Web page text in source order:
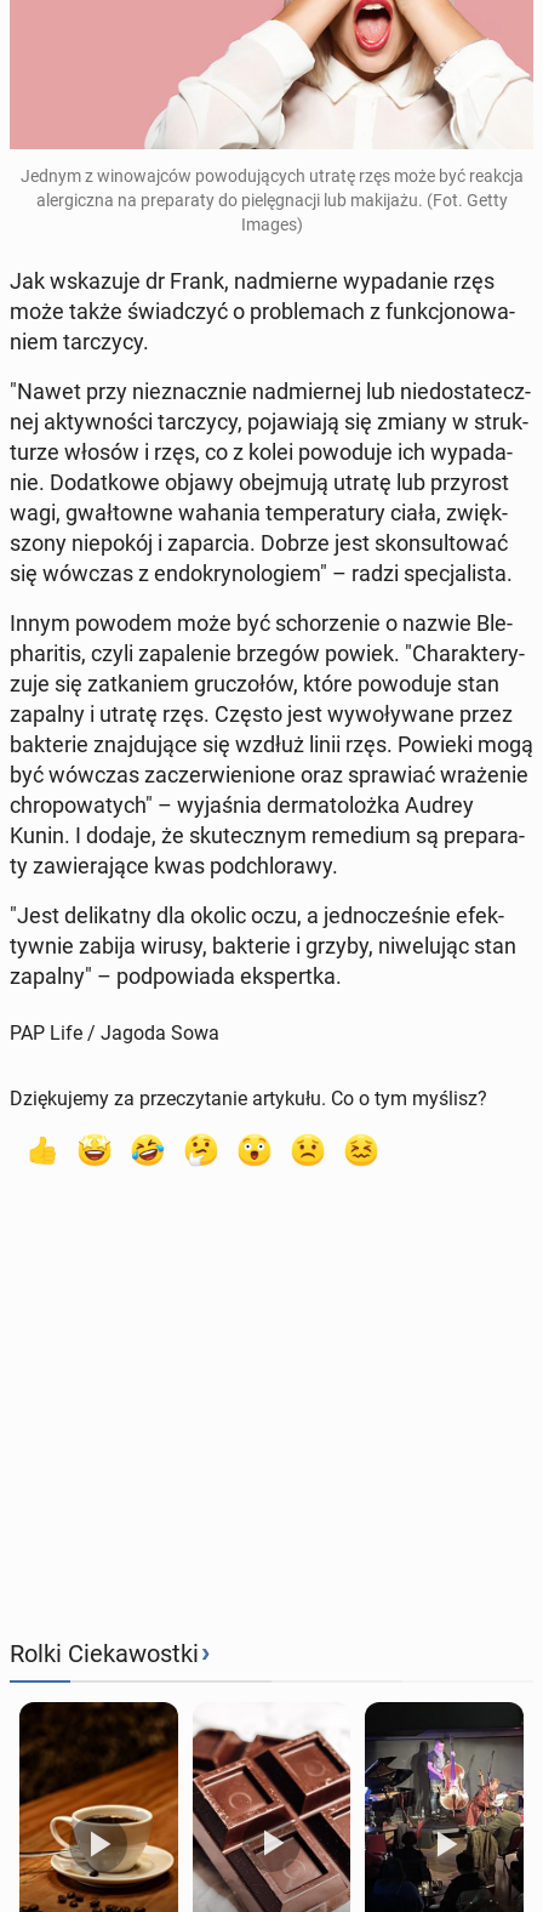
Jednym z wi­no­waj­ców po­wo­du­ją­cych utratę rzęs może być reakcja
aler­gicz­na na pre­pa­ra­ty do pie­lę­gna­cji lub ma­ki­ja­żu. (Fot. Getty
Images)
Jak wska­zu­je dr Frank, nad­mier­ne wy­pa­da­nie rzęs
może także świad­czyć o pro­ble­mach z funk­cjo­no­wa­
niem tar­czy­cy.
"Nawet przy nie­znacz­nie nad­mier­nej lub nie­do­sta­tecz­
nej ak­tyw­no­ści tar­czy­cy, po­ja­wia­ją się zmiany w struk­
tu­rze włosów i rzęs, co z kolei po­wo­du­je ich wy­pa­da­
nie. Do­dat­ko­we objawy obej­mu­ją utratę lub przy­rost
wagi, gwał­tow­ne wahania tem­pe­ra­tu­ry ciała, zwięk­
szo­ny nie­po­kój i za­par­cia. Dobrze jest skon­sul­to­wać
się wówczas z en­do­kry­no­lo­giem" – radzi spe­cja­li­sta.
Innym powodem może być scho­rze­nie o nazwie Ble­
pha­ri­tis, czyli za­pa­le­nie brzegów powiek. "Cha­rak­te­ry­
zu­je się za­tka­niem gru­czo­łów, które po­wo­du­je stan
zapalny i utratę rzęs. Często jest wy­wo­ły­wa­ne przez
bak­te­rie znaj­du­ją­ce się wzdłuż linii rzęs. Powieki mogą
być wówczas za­czer­wie­nio­ne oraz spra­wiać wra­że­nie
chro­po­wa­tych" – wy­ja­śnia der­ma­to­loż­ka Audrey
Kunin. I dodaje, że sku­tecz­nym re­me­dium są pre­pa­ra­
ty za­wie­ra­ją­ce kwas pod­chlo­ra­wy.
"Jest de­li­kat­ny dla okolic oczu, a jed­no­cze­śnie efek­
tyw­nie zabija wirusy, bak­te­rie i grzyby, ni­we­lu­jąc stan
zapalny" – pod­po­wia­da eks­pert­ka.
PAP Life / Jagoda Sowa
Dziękujemy za przeczytanie artykułu. Co o tym myślisz?
Rolki Ciekawostki›